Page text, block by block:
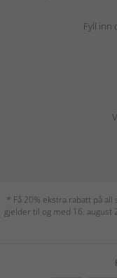
Fyll inn
* Få 20% ekstra rabatt på all
gjelder til og med 16. august